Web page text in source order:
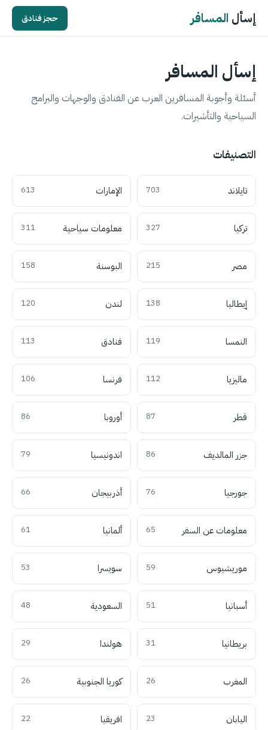
إسأل المسافر حجز فنادق
إسأل المسافر
أسئلة وأجوبة المسافرين العرب عن الفنادق والوجهات والبرامج
السياحية والتأشيرات.
التصنيفات
تايلاند 703 الإمارات 613
تركيا 327 معلومات سياحية 311
مصر 215 البوسنة 158
إيطاليا 138 لندن 120
النمسا 119 فنادق 113
ماليزيا 112 فرنسا 106
قطر 87 أوروبا 86
جزر المالديف 86 اندونيسيا 79
جورجيا 76 أذربيجان 66
معلومات عن السفر 65 ألمانيا 61
موريشيوس 59 سويسرا 53
أسبانيا 51 السعودية 48
بريطانيا 31 هولندا 29
المغرب 26 كوريا الجنوبية 26
اليابان 23 افريقيا 22